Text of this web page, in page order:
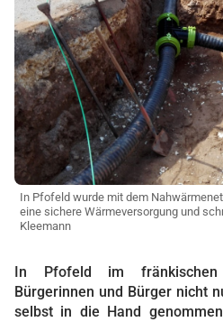
In Pfofeld wurde mit dem
eine sichere Wärmeversorgung und
Kleemann
In Pfofeld im
Bürgerinnen und Bürger nicht
selbst in die Hand